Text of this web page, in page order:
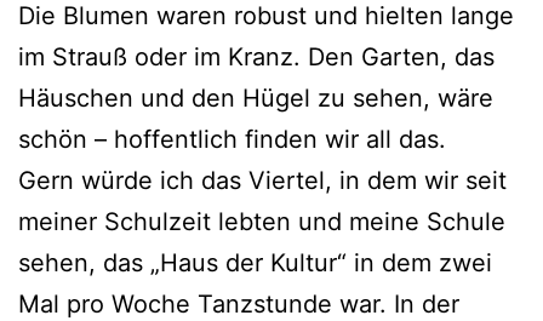
Die Blumen waren robust und hielten lange
im Strauß oder im Kranz. Den Garten, das
Häuschen und den Hügel zu sehen, wäre
schön – hoffentlich finden wir all das.
Gern würde ich das Viertel, in dem wir seit
meiner Schulzeit lebten und meine Schule
sehen, das „Haus der Kultur“ in dem zwei
Mal pro Woche Tanzstunde war. In der